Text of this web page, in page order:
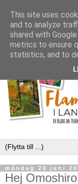
måndag 29 juni
Hej
This site uses
and to analyze
shared with
metrics to ensure
statistics, and to